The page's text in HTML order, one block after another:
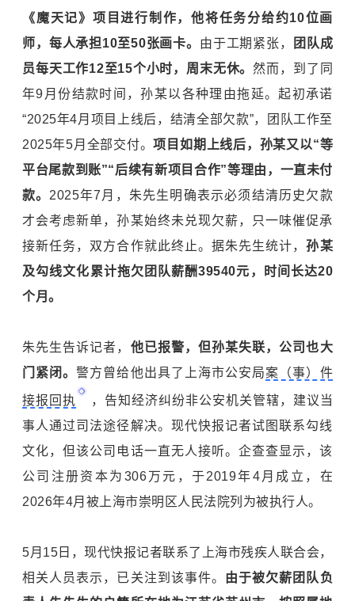
《魔天记》项目进行制作，他将任务分给约10位画
师，每人承担10至50张画卡。 由于工期紧张，
团队成
员每天工作12至15个小时，周末无休。然而，到了同
年9月份结款时间，孙某以各种理由拖延。起初承诺
“2025年4月项目上线后，结清全部欠款”，团队工作至
2025年5月全部交付。项目如期上线后，孙某又以“等
平台尾款到账”“后续有新项目合作”等理由，一直未付
款。 2025年7月，朱先生明确表示必须结清历史欠款
才会考虑新单，孙某始终未兑现欠薪，只一味催促承
接新任务，双方合作就此终止。据朱先生统计，孙某
及勾线文化累计拖欠团队薪酬39540元，时间长达20
个月。
朱先生告诉记者， 他已报警，但孙某失联，公司也大
门紧闭。警方曾给他出具了上海市公安局案（事）件
接报回执
，告知经济纠纷非公安机关管辖，建议当
事人通过司法途径解决。现代快报记者试图联系勾线
文化，但该公司电话一直无人接听。企查查显示，该
公司注册资本为306万元，于2019年4月成立，在
2026年4月被上海市崇明区人民法院列为被执行人。
5月15日，现代快报记者联系了上海市残疾人联合会，
相关人员表示，已关注到该事件。 由于被欠薪团队负